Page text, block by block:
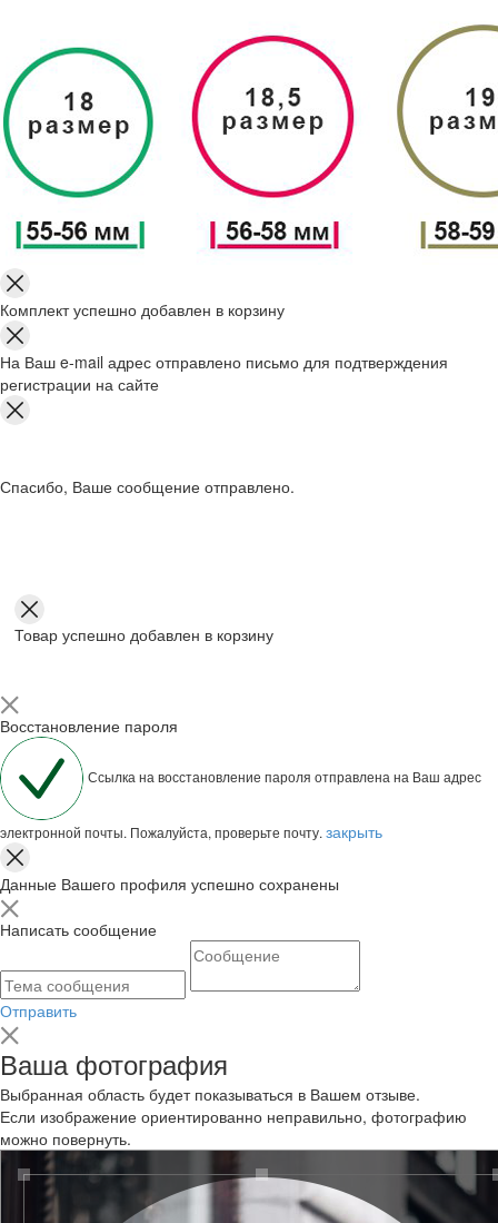
Комплект успешно добавлен в корзину
На Ваш e-mail адрес отправлено письмо для подтверждения
регистрации на сайте
Спасибо, Ваше сообщение отправлено.
Товар успешно добавлен в корзину
Восстановление пароля
Ссылка на восстановление пароля отправлена на Ваш адрес
электронной почты. Пожалуйста, проверьте почту. закрыть
Данные Вашего профиля успешно сохранены
Написать сообщение
Отправить
Ваша фотография
Выбранная область будет показываться в Вашем отзыве.
Если изображение ориентированно неправильно, фотографию
можно повернуть.